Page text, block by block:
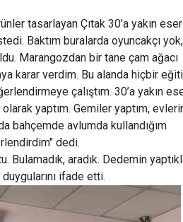
tasarlayan Çıtak 30’a yakın eser
Baktım buralarda oyuncakçı
Marangozdan bir tane çam ağacı
karar verdim. Bu alanda hiçbir
çalıştım. 30’a yakın
yaptım. Gemiler yaptım,
bahçemde avlumda kullandığım
dedi.
aradık. Dedemin
ifade etti.